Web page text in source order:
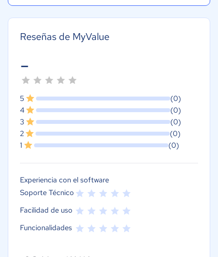
Reseñas de MyValue
-
5
(0)
4
(0)
3
(0)
2
(0)
1
(0)
Experiencia con el software
Soporte Técnico
Facilidad de uso
Funcionalidades